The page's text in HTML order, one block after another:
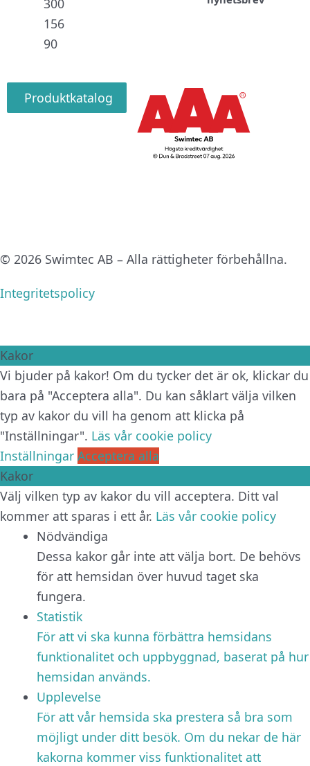
300
156
90
Produktkatalog
© 2026 Swimtec AB – Alla rättigheter förbehållna.
Integritetspolicy
Kakor
Vi bjuder på kakor! Om du tycker det är ok, klickar du
bara på "Acceptera alla". Du kan såklart välja vilken
typ av kakor du vill ha genom att klicka på
"Inställningar". Läs vår cookie policy
Inställningar Acceptera alla
Kakor
Välj vilken typ av kakor du vill acceptera. Ditt val
kommer att sparas i ett år. Läs vår cookie policy
Nödvändiga
Dessa kakor går inte att välja bort. De behövs
för att hemsidan över huvud taget ska
fungera.
Statistik
För att vi ska kunna förbättra hemsidans
funktionalitet och uppbyggnad, baserat på hur
hemsidan används.
Upplevelse
För att vår hemsida ska prestera så bra som
möjligt under ditt besök. Om du nekar de här
kakorna kommer viss funktionalitet att